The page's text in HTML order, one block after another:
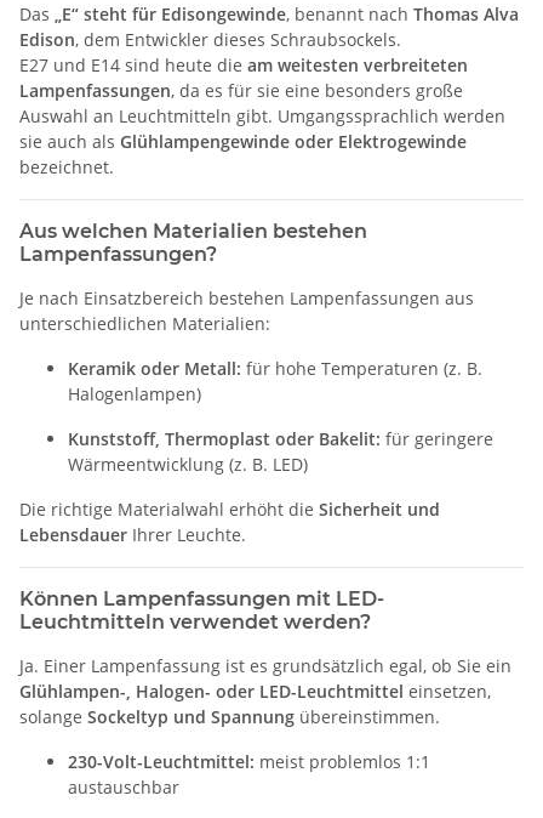
Das
„E“ steht für Edisongewinde, benannt nach Thomas Alva
Edison, dem Entwickler dieses Schraubsockels.
E27 und E14 sind heute die am weitesten verbreiteten
Lampenfassungen, da es für sie eine besonders große
Auswahl an Leuchtmitteln gibt. Umgangssprachlich werden
sie auch als Glühlampengewinde oder Elektrogewinde
bezeichnet.
Aus welchen Materialien bestehen
Lampenfassungen?
Je nach Einsatzbereich bestehen Lampenfassungen aus
unterschiedlichen Materialien:
Keramik oder Metall: für hohe Temperaturen (z. B.
Halogenlampen)
Kunststoff, Thermoplast oder Bakelit: für geringere
Wärmeentwicklung (z. B. LED)
Die richtige Materialwahl erhöht die Sicherheit und
Lebensdauer Ihrer Leuchte.
Können Lampenfassungen mit LED-
Leuchtmitteln verwendet werden?
Ja. Einer Lampenfassung ist es grundsätzlich egal, ob Sie ein
Glühlampen-, Halogen- oder LED-Leuchtmittel einsetzen,
solange Sockeltyp und Spannung übereinstimmen.
230-Volt-Leuchtmittel: meist problemlos 1:1
austauschbar